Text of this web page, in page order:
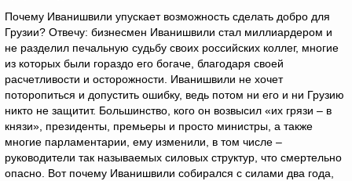
Почему Иванишвили упускает возможность сделать добро для
Грузии? Отвечу: бизнесмен Иванишвили стал миллиардером и
не разделил печальную судьбу своих российских коллег, многие
из которых были гораздо его богаче, благодаря своей
расчетливости и осторожности. Иванишвили не хочет
поторопиться и допустить ошибку, ведь потом ни его и ни Грузию
никто не защитит. Большинство, кого он возвысил «их грязи – в
князи», президенты, премьеры и просто министры, а также
многие парламентарии, ему изменили, в том числе –
руководители так называемых силовых структур, что смертельно
опасно. Вот почему Иванишвили собирался с силами два года,